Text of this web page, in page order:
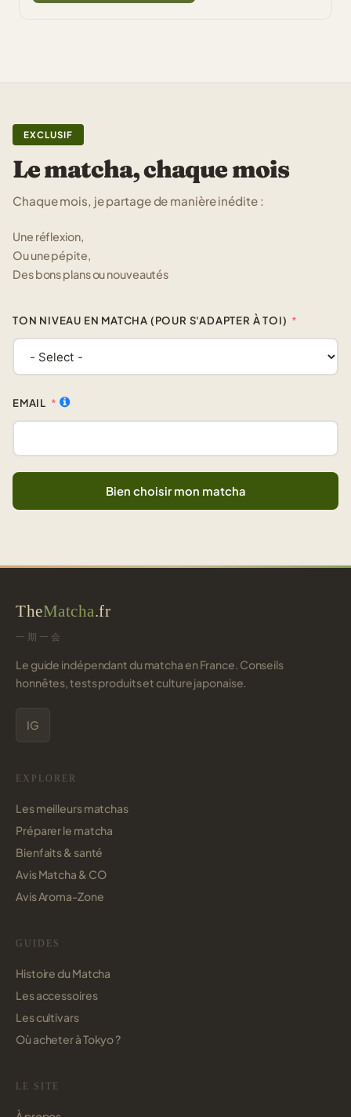
EXCLUSIF
Le matcha, chaque mois
Chaque mois, je partage de manière inédite :
Une réflexion,
Ou une pépite,
Des bons plans ou nouveautés
TON NIVEAU EN MATCHA (POUR S'ADAPTER À TOI)
EMAIL
Bien choisir mon matcha
TheMatcha.fr
一期一会
Le guide indépendant du matcha en France. Conseils
honnêtes, tests produits et culture japonaise.
IG
EXPLORER
Les meilleurs matchas
Préparer le matcha
Bienfaits & santé
Avis Matcha & CO
Avis Aroma-Zone
GUIDES
Histoire du Matcha
Les accessoires
Les cultivars
Où acheter à Tokyo ?
LE SITE